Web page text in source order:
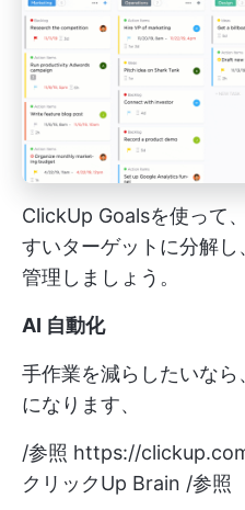
ClickUp Goalsを使って
すいターゲットに分解
管理しましょう。
AI 自動化
手作業を減らしたいな
になります、
/参照 https://
クリックUp Brain /参照